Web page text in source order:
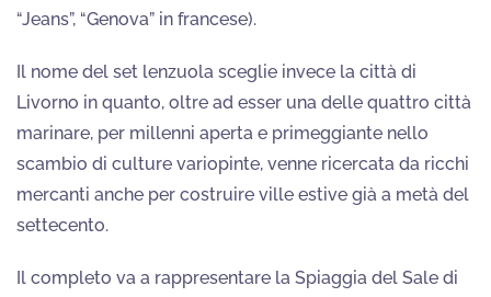
“Jeans”, “Genova” in francese).
Il nome del set lenzuola sceglie invece la città di
Livorno in quanto, oltre ad esser una delle quattro città
marinare, per millenni aperta e primeggiante nello
scambio di culture variopinte, venne ricercata da ricchi
mercanti anche per costruire ville estive già a metà del
settecento.
Il completo va a rappresentare la Spiaggia del Sale di